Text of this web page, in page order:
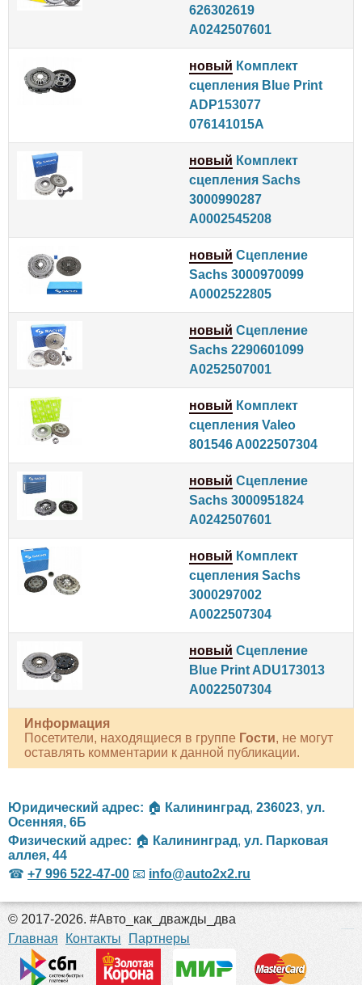
626302619
A0242507601
новый Комплект
сцепления Blue Print
ADP153077
076141015A
новый Комплект
сцепления Sachs
3000990287
A0002545208
новый Сцепление
Sachs 3000970099
A0002522805
новый Сцепление
Sachs 2290601099
A0252507001
новый Комплект
сцепления Valeo
801546 A0022507304
новый Сцепление
Sachs 3000951824
A0242507601
новый Комплект
сцепления Sachs
3000297002
A0022507304
новый Сцепление
Blue Print ADU173013
A0022507304
Информация
Посетители, находящиеся в группе Гости, не могут
оставлять комментарии к данной публикации.
Юридический адрес: 🏠 Калининград, 236023, ул.
Осенняя, 6Б
Физический адрес: 🏠 Калининград, ул. Парковая
аллея, 44
☎ +7 996 522-47-00 📧 info@auto2x2.ru
© 2017-2026. #Авто_как_дважды_два
Главная
Контакты Партнеры